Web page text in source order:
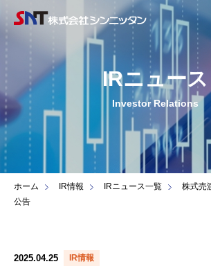
IRニュース
Investor Relations
ホーム IR情報 IRニュース一覧
株式売
公告
2025.04.25 IR情報